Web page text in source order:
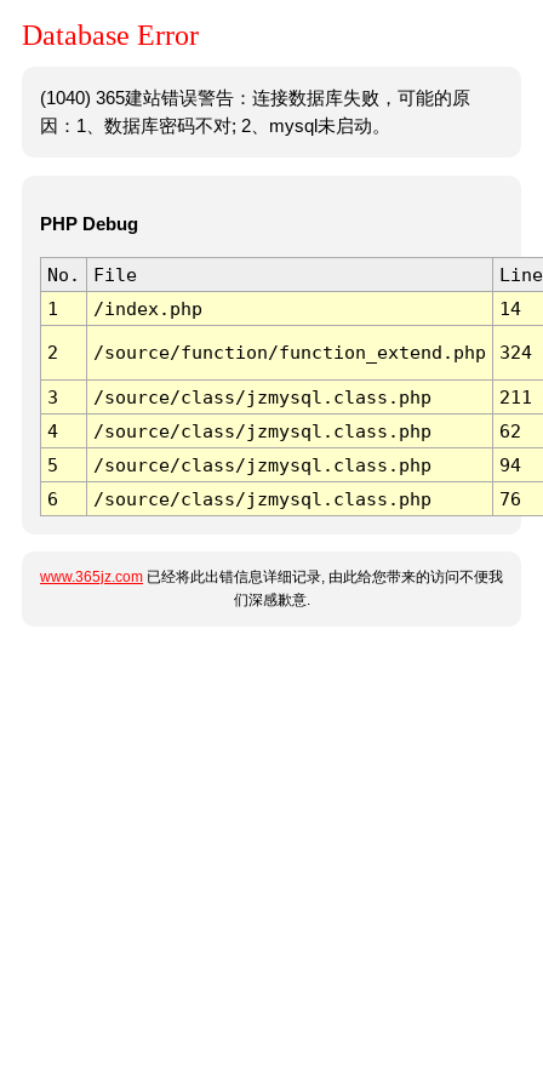
Database Error
(1040) 365建站错误警告：连接数据库失败，可能的原
因：1、数据库密码不对; 2、mysql未启动。
PHP Debug
No. File
Line
1
/index.php 14
2 /source/function/function_extend.php 324
3 /source/class/jzmysql.class.php
211
4
/source/class/jzmysql.class.php
62
5
/source/class/jzmysql.class.php
94
6
/source/class/jzmysql.class.php 76
www.365jz.com 已经将此出错信息详细记录, 由此给您带来的访问不便我
们深感歉意.